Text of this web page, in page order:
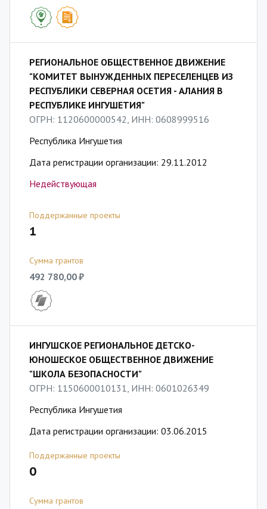
РЕГИОНАЛЬНОЕ ОБЩЕСТВЕННОЕ ДВИЖЕНИЕ
"КОМИТЕТ ВЫНУЖДЕННЫХ ПЕРЕСЕЛЕНЦЕВ ИЗ
РЕСПУБЛИКИ СЕВЕРНАЯ ОСЕТИЯ - АЛАНИЯ В
РЕСПУБЛИКЕ ИНГУШЕТИЯ"
ОГРН: 1120600000542, ИНН: 0608999516
Республика Ингушетия
Дата регистрации организации: 29.11.2012
Недействующая
Поддержанные проекты
1
Сумма грантов
492 780,00 ₽
ИНГУШСКОЕ РЕГИОНАЛЬНОЕ ДЕТСКО-
ЮНОШЕСКОЕ ОБЩЕСТВЕННОЕ ДВИЖЕНИЕ
"ШКОЛА БЕЗОПАСНОСТИ"
ОГРН: 1150600010131, ИНН: 0601026349
Республика Ингушетия
Дата регистрации организации: 03.06.2015
Поддержанные проекты
0
Сумма грантов